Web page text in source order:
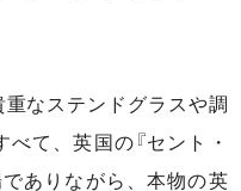
重なステンドグラスや調
て、英国の『セント・
ありながら、本物の英